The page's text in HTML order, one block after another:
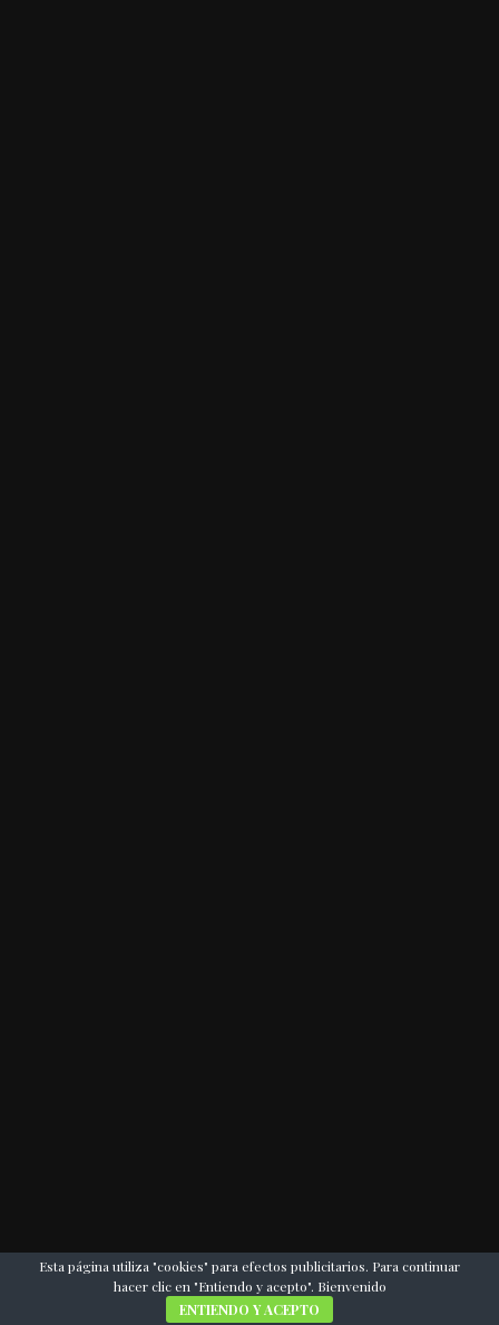
Esta página utiliza "cookies" para efectos publicitarios. Para continuar
hacer clic en "Entiendo y acepto". Bienvenido
ENTIENDO Y ACEPTO